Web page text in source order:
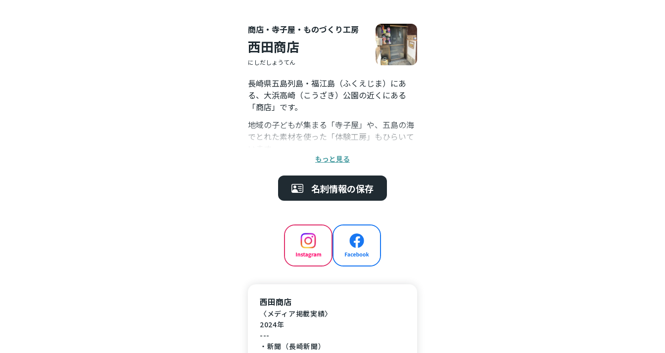
商店・寺子屋・ものづくり工房
西田商店
にしだしょうてん
長崎県五島列島・福江島（ふくえじま）にあ
る、大浜高崎（こうざき）公園の近くにある
「商店」です。
地域の子どもが集まる「寺子屋」や、五島の海
でとれた素材を使った「体験工房」もひらいて
・営業時間 16:30〜18:00
・休みの日：7/25土、7/26日、8/1土
・地図・アクセスはこちらです（↓）
＜ご予約・お問合せについて＞
お問合せは下記のSNS（Instagram・Faceboo
k）のメッセージ、または「名刺情報を保存」
〈Goto islands Leather Workshop〉
～Make, Feel, Enjoy! Experience the life of lea
ther craftsman〜
もっと見る
名刺情報の保存
西田商店
〈メディア掲載実績〉
2024年
---
・新聞（長崎新聞）